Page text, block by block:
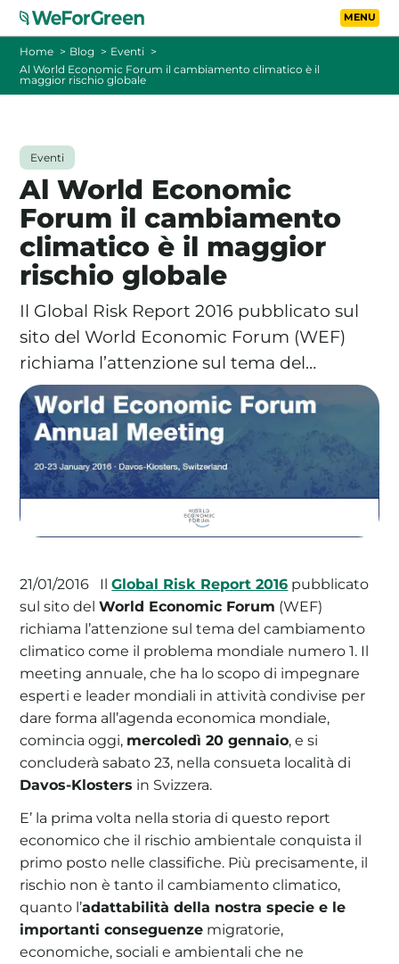
Vai al contenuto
La tua cooperativa energetica sostenibile
Aderisci a WeForGreen
TARIFFE
FOTOVOLTAICO A DISTANZA
FAQ
BLOG
CONTATTI
PASSA A WEFORGREEN
Home Blog
Eventi
Al World Economic Forum il cambiamento climatico è il
maggior rischio globale
Eventi
Al World Economic
Forum il cambiamento
climatico è il maggior
rischio globale
Il Global Risk Report 2016 pubblicato sul
sito del World Economic Forum (WEF)
richiama l’attenzione sul tema del…
21/01/2016 IlGlobal Risk Report 2016 pubblicato
sul sito delWorld Economic Forum (WEF)
richiama l’attenzione sul tema del cambiamento
climatico come il problema mondiale numero 1. Il
meeting annuale, che ha lo scopo di impegnare
esperti e leader mondiali in attività condivise per
dare forma all’agenda economica mondiale,
comincia oggi, mercoledì 20 gennaio, e si
concluderà sabato 23, nella consueta località di
Davos-Klosters in Svizzera.
E’ la prima volta nella storia di questo report
economico che il rischio ambientale conquista il
primo posto nelle classifiche. Più precisamente, il
rischio non è tanto il cambiamento climatico,
quanto l’adattabilità della nostra specie e le
importanti conseguenze migratorie,
economiche, sociali e ambientali che ne